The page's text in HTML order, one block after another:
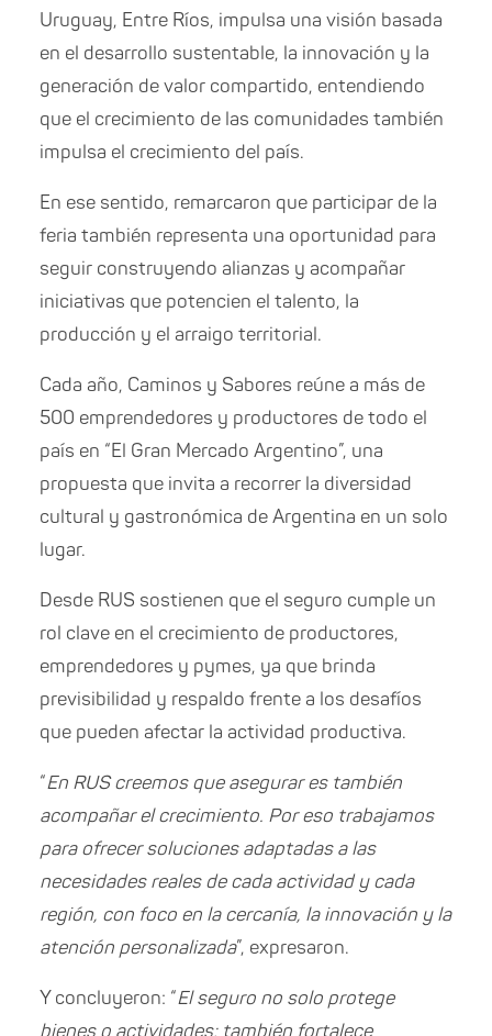
Uruguay, Entre Ríos, impulsa una visión basada
en el desarrollo sustentable, la innovación y la
generación de valor compartido, entendiendo
que el crecimiento de las comunidades también
impulsa el crecimiento del país.
En ese sentido, remarcaron que participar de la
feria también representa una oportunidad para
seguir construyendo alianzas y acompañar
iniciativas que potencien el talento, la
producción y el arraigo territorial.
Cada año, Caminos y Sabores reúne a más de
500 emprendedores y productores de todo el
país en “El Gran Mercado Argentino”, una
propuesta que invita a recorrer la diversidad
cultural y gastronómica de Argentina en un solo
lugar.
Desde RUS sostienen que el seguro cumple un
rol clave en el crecimiento de productores,
emprendedores y pymes, ya que brinda
previsibilidad y respaldo frente a los desafíos
que pueden afectar la actividad productiva.
“En RUS creemos que asegurar es también
acompañar el crecimiento. Por eso trabajamos
para ofrecer soluciones adaptadas a las
necesidades reales de cada actividad y cada
región, con foco en la cercanía, la innovación y la
atención personalizada”, expresaron.
Y concluyeron: “El seguro no solo protege
bienes o actividades: también fortalece